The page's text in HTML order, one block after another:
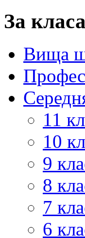
За
Вища
11
10
9
8
7
6